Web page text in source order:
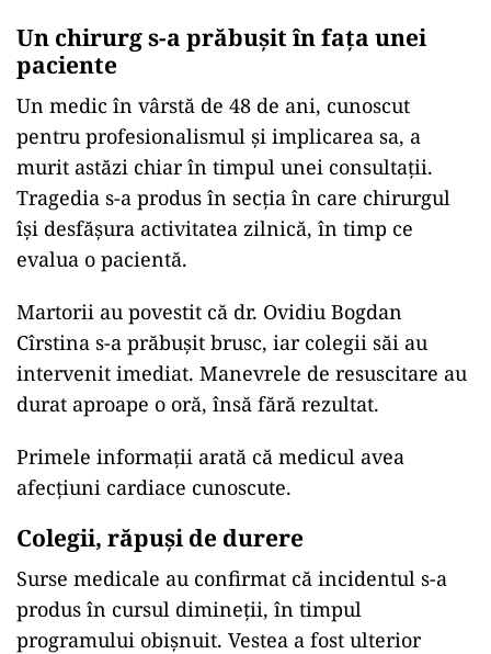
Un chirurg s-a prăbușit în fața unei
paciente
Un medic în vârstă de 48 de ani, cunoscut
pentru profesionalismul și implicarea sa, a
murit astăzi chiar în timpul unei consultații.
Tragedia s-a produs în secția în care chirurgul
își desfășura activitatea zilnică, în timp ce
evalua o pacientă.
Martorii au povestit că dr. Ovidiu Bogdan
Cîrstina s-a prăbușit brusc, iar colegii săi au
intervenit imediat. Manevrele de resuscitare au
durat aproape o oră, însă fără rezultat.
Primele informații arată că medicul avea
afecțiuni cardiace cunoscute.
Colegii, răpuși de durere
Surse medicale au confirmat că incidentul s-a
produs în cursul dimineții, în timpul
programului obișnuit. Vestea a fost ulterior